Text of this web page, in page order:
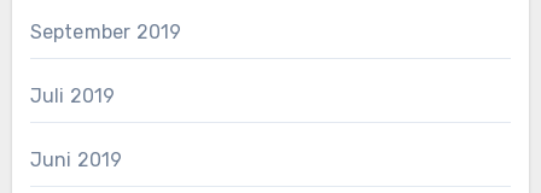
September 2019
Juli 2019
Juni 2019